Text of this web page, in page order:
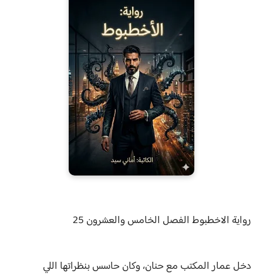
رواية الاخطبوط الفصل الخامس والعشرون 25
دخل عمار المكتب مع حنان، وكان حاسس بنظراتها اللي